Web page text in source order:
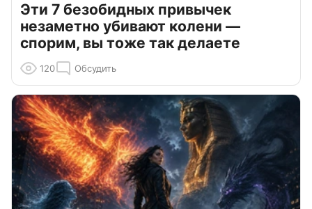
Эти 7 безобидных привычек
незаметно убивают колени —
спорим, вы тоже так делаете
120 Обсудить